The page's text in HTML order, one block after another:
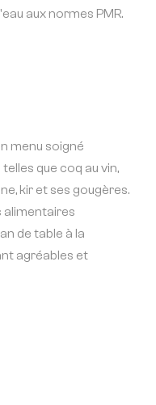
aux normes PMR.
menu soigné
que coq au vin,
kir et ses gougères.
alimentaires
de table à la
agréables et